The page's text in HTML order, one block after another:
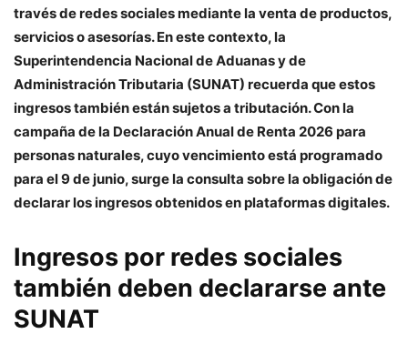
través de redes sociales mediante la venta de productos,
servicios o asesorías. En este contexto, la
Superintendencia Nacional de Aduanas y de
Administración Tributaria (SUNAT) recuerda que estos
ingresos también están sujetos a tributación. Con la
campaña de la Declaración Anual de Renta 2026 para
personas naturales, cuyo vencimiento está programado
para el 9 de junio, surge la consulta sobre la obligación de
declarar los ingresos obtenidos en plataformas digitales.
Ingresos por redes sociales
también deben declararse ante
SUNAT